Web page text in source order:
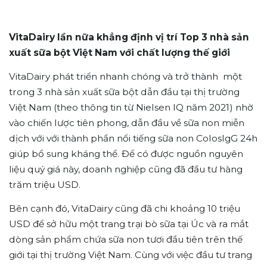
VitaDairy lần nữa khẳng định vị trí Top 3 nhà sản
xuất sữa bột Việt Nam với chất lượng thế giới
VitaDairy phát triển nhanh chóng và trở thành một
trong 3 nhà sản xuất sữa bột dẫn đầu tại thị trường
Việt Nam (theo thông tin từ Nielsen IQ năm 2021) nhờ
vào chiến lược tiên phong, dẫn đầu về sữa non miễn
dịch với với thành phần nổi tiếng sữa non ColosIgG 24h
giúp bổ sung kháng thể. Để có được nguồn nguyên
liệu quý giá này, doanh nghiệp cũng đã đầu tư hàng
trăm triệu USD.
Bên cạnh đó, VitaDairy cũng đã chi khoảng 10 triệu
USD để sở hữu một trang trại bò sữa tại Úc và ra mắt
dòng sản phẩm chứa sữa non tươi đầu tiên trên thế
giới tại thị trường Việt Nam. Cùng với việc đầu tư trang